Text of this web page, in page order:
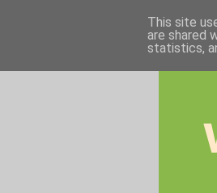
This site
are shared
statistics,